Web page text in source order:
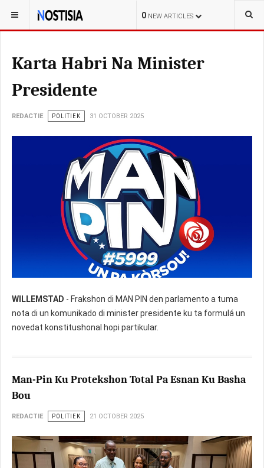
0 NEW ARTICLES
YOU ARE HERE: CURAÇAO LOKAL
Karta Habri Na Minister
Presidente
REDACTIE POLITIEK 31 OCTOBER 2025
WILLEMSTAD - Frakshon di MAN PIN den parlamento a tuma
nota di un komunikado di minister presidente ku ta formulá un
novedat konstitushonal hopi partikular.
Man-Pin Ku Protekshon Total Pa Esnan Ku Basha
Bou
REDACTIE POLITIEK 21 OCTOBER 2025